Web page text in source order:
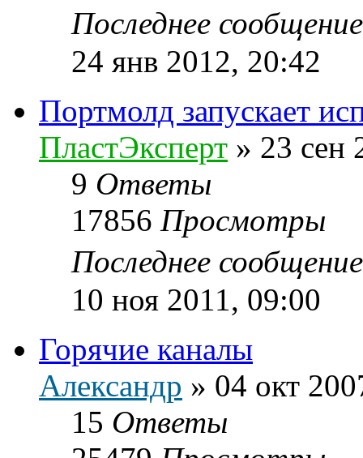
Последнее
24 янв 2012, 20:42
Портмолд запускает
ПластЭксперт » 23 сен
9 Ответы
17856 Просмотры
Последнее
10 ноя 2011, 09:00
Горячие каналы
Александр » 04 окт
15 Ответы